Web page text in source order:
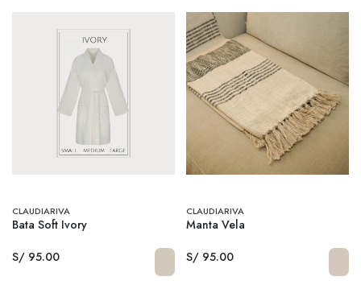
CLAUDIARIVA
Bata Soft Ivory
S/ 95.00
CLAUDIARIVA
Manta Vela
S/ 95.00